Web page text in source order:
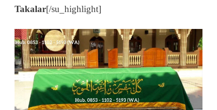
Takalar[/su_highlight]